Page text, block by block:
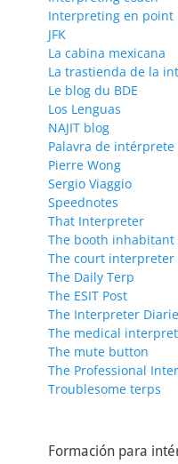
Interpreting en point
JFK
La cabina mexicana
La trastienda de la
Le blog du BDE
Los Lenguas
NAJIT blog
Palavra de intérprete
Pierre Wong
Sergio Viaggio
Speednotes
That Interpreter
The booth inhabitant
The court interpreter
The Daily Terp
The ESIT Post
The Interpreter
The medical
The mute button
The Professional
Troublesome terps
Formación para